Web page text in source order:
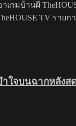
เกมบ้านผี
TV ราย
ใจบนฉากหลังส